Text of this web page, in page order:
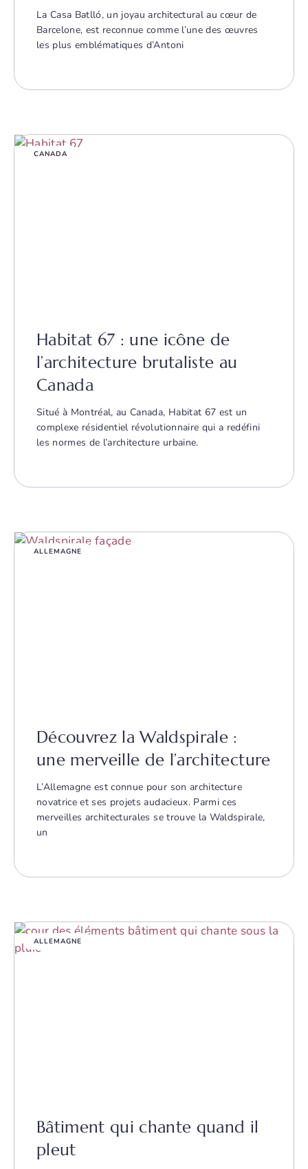
La Casa Batlló, un joyau architectural au cœur de
Barcelone, est reconnue comme l’une des œuvres
les plus emblématiques d’Antoni
CANADA
Habitat 67 : une icône de
l’architecture brutaliste au
Canada
Situé à Montréal, au Canada, Habitat 67 est un
complexe résidentiel révolutionnaire qui a redéfini
les normes de l’architecture urbaine.
ALLEMAGNE
Découvrez la Waldspirale :
une merveille de l’architecture
L’Allemagne est connue pour son architecture
novatrice et ses projets audacieux. Parmi ces
merveilles architecturales se trouve la Waldspirale,
un
ALLEMAGNE
Bâtiment qui chante quand il
pleut